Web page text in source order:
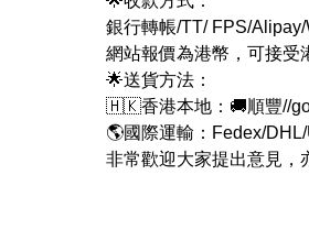
銀行轉帳/TT/ FPS/
網站報價為港幣，可接受
🌟送貨方法：
🇭🇰香港本地：🚚順豐//
🌎國際運輸：Fedex/
非常歡迎大家提出意見，